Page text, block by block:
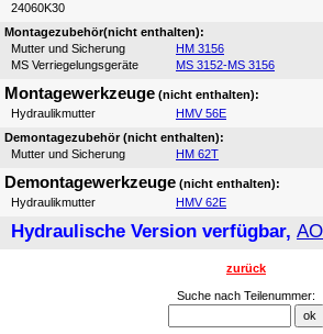
24060K30
Montagezubehör(nicht enthalten):
Mutter und Sicherung
HM 3156
MS Verriegelungsgeräte
MS 3152-MS 3156
Montagewerkzeuge (nicht enthalten):
Hydraulikmutter
HMV 56E
Demontagezubehör (nicht enthalten):
Mutter und Sicherung
HM 62T
Demontagewerkzeuge (nicht enthalten):
Hydraulikmutter
HMV 62E
Hydraulische Version verfügbar,
zurück
Suche nach Teilenummer: